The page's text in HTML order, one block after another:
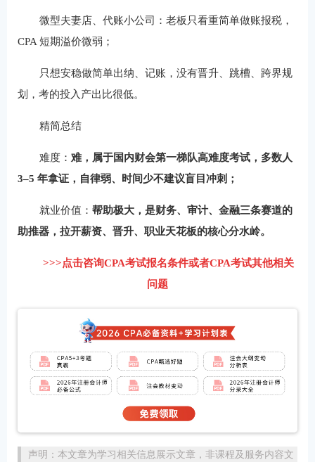
微型夫妻店、代账小公司：老板只看重简单做账报税，
CPA 短期溢价微弱；
只想安稳做简单出纳、记账，没有晋升、跳槽、跨界规
划，考的投入产出比很低。
精简总结
难度： 难，属于国内财会第一梯队高难度考试，多数人
3–5 年拿证，自律弱、时间少不建议盲目冲刺；
就业价值： 帮助极大，是财务、审计、金融三条赛道的
助推器，拉开薪资、晋升、职业天花板的核心分水岭。
>>>点击咨询CPA考试报名条件或者CPA考试其他相关
问题
声明：本文章为学习相关信息展示文章，非课程及服务内容文